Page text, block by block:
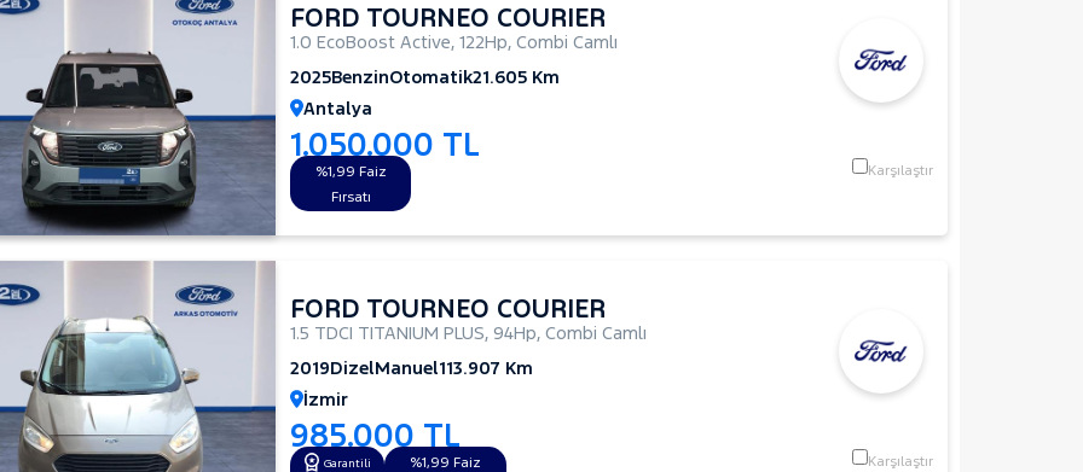
FORD TOURNEO COURIER
1.0 EcoBoost Active, 122Hp, Combi Camlı
2025BenzinOtomatik21.605 Km
Antalya
1.050.000 TL
%1,99 Faiz
Fırsatı
Karşılaştır
FORD TOURNEO COURIER
1.5 TDCI TITANIUM PLUS, 94Hp, Combi Camlı
2019DizelManuel113.907 Km
İzmir
985.000 TL
Garantili %1,99 Faiz Karşılaştır